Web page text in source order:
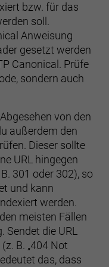
bzw. für das
soll.
Anweisung
gesetzt werden
Canonical. Prüfe
sondern auch
Abgesehen von den
außerdem den
Dieser sollte
URL hingegen
301 oder 302), so
und kann
werden.
meisten Fällen
Sendet die URL
B. „404 Not
das, dass